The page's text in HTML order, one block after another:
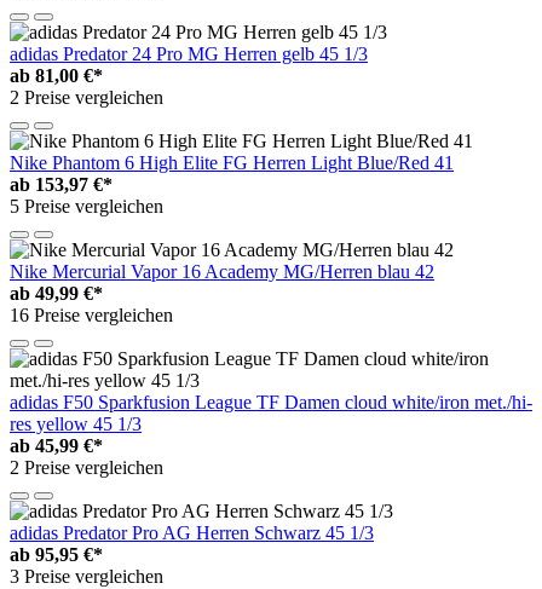
adidas Predator 24 Pro MG Herren gelb 45 1/3
ab 81,00 €*
2 Preise vergleichen
Nike Phantom 6 High Elite FG Herren Light Blue/Red 41
ab 153,97 €*
5 Preise vergleichen
Nike Mercurial Vapor 16 Academy MG/Herren blau 42
ab 49,99 €*
16 Preise vergleichen
adidas F50 Sparkfusion League TF Damen cloud white/iron met./hi-
res yellow 45 1/3
ab 45,99 €*
2 Preise vergleichen
adidas Predator Pro AG Herren Schwarz 45 1/3
ab 95,95 €*
3 Preise vergleichen